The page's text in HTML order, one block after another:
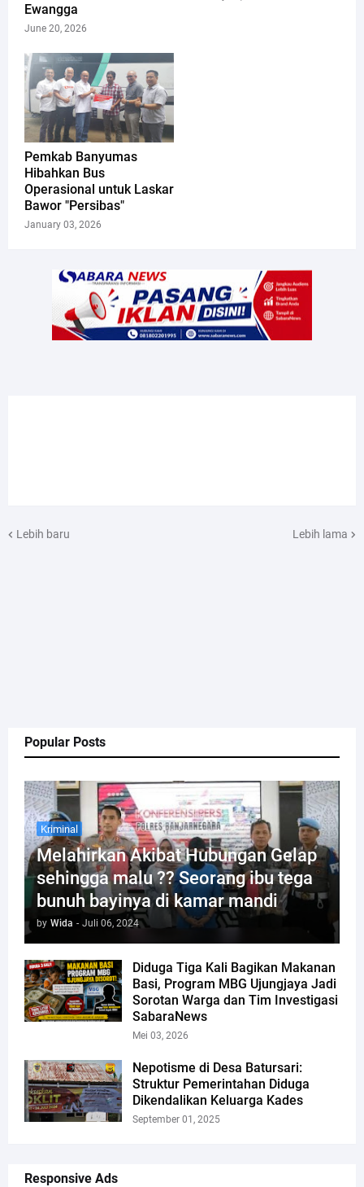
Popular Posts
Kriminal
Melahirkan Akibat Hubungan Gelap
sehingga malu ?? Seorang ibu tega
bunuh bayinya di kamar mandi
by Wida - Juli 06, 2024
Diduga Tiga Kali Bagikan Makanan
Basi, Program MBG Ujungjaya Jadi
Sorotan Warga dan Tim Investigasi
SabaraNews
Mei 03, 2026
Nepotisme di Desa Batursari:
Struktur Pemerintahan Diduga
Dikendalikan Keluarga Kades
September 01, 2025
Responsive Ads
Ewangga
June 20, 2026
Pemkab Banyumas
Hibahkan Bus
Operasional untuk Laskar
Bawor "Persibas"
January 03, 2026
Lebih baru Lebih lama